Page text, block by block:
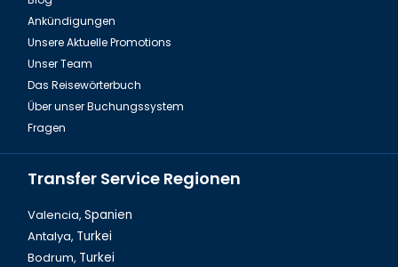
Ankündigungen
Unsere Aktuelle Promotions
Unser Team
Das Reisewörterbuch
Über unser Buchungssystem
Fragen
Transfer Service Regionen
Valencia, Spanien
Antalya, Turkei
Bodrum, Turkei